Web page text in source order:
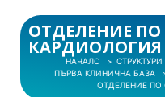
ОТДЕЛЕНИЕ
КАРДИОЛОГИЯ
НАЧАЛО СТРУКТУРИ
ПЪРВА КЛИНИЧНА БАЗА
ОТДЕЛЕНИЕ